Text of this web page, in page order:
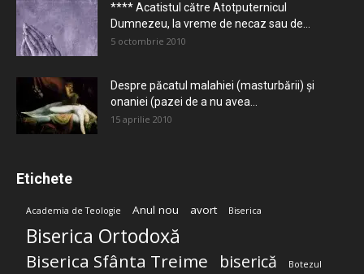
**** Acatistul către Atotputernicul
Dumnezeu, la vreme de necaz sau de...
5 octombrie 2010
Despre păcatul malahiei (masturbării) şi
onaniei (pazei de a nu avea...
15 aprilie 2010
Etichete
Academia de Teologie Anul nou avort Biserica
Biserica Ortodoxă
Biserica Sfânta Treime biserică Botezul